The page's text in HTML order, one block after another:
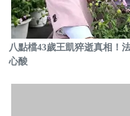
八點檔43歲王凱猝逝真相！
心酸